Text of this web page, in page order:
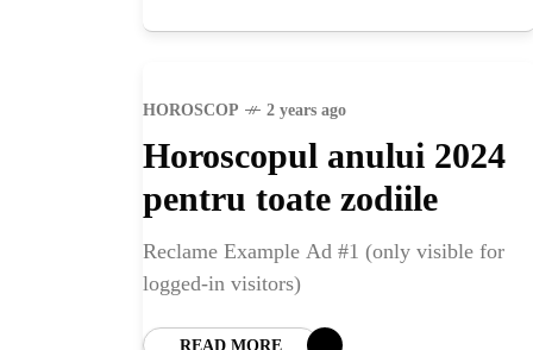
HOROSCOP 2 years ago
Horoscopul anului 2024
pentru toate zodiile
Reclame Example Ad #1 (only visible for
logged-in visitors)
READ MORE